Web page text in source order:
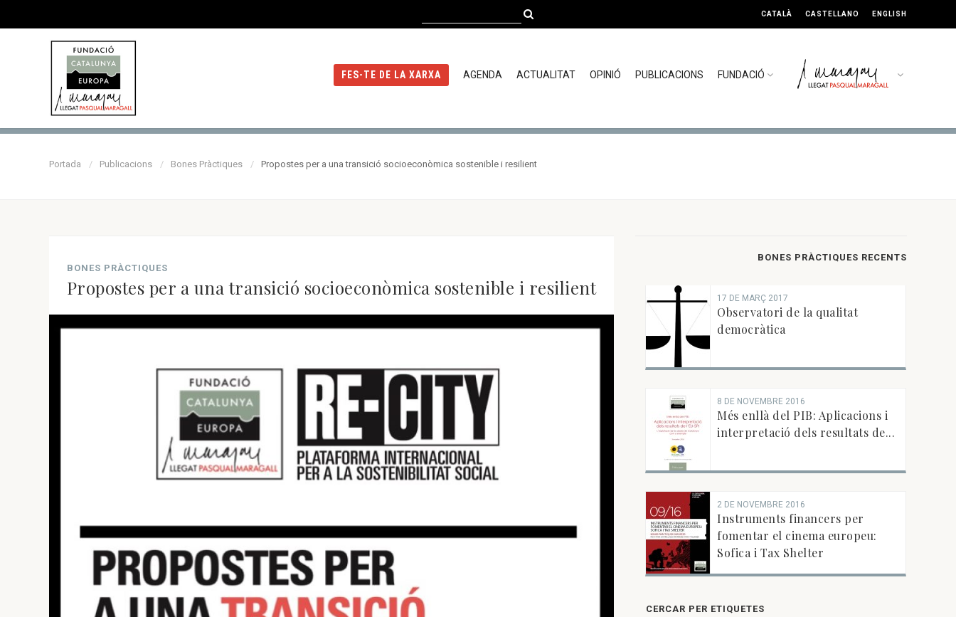
CATALÀ CASTELLANO ENGLISH
FES-TE DE LA XARXA AGENDA ACTUALITAT OPINIÓ PUBLICACIONS FUNDACIÓ
Portada Publicacions Bones Pràctiques Propostes per a una transició socioeconòmica sostenible i resilient
BONES PRÀCTIQUES
Propostes per a una transició socioeconòmica sostenible i resilient
BONES PRÀCTIQUES RECENTS
17 DE MARÇ 2017
Observatori de la qualitat
democràtica
8 DE NOVEMBRE 2016
Més enllà del PIB: Aplicacions i
interpretació dels resultats de...
2 DE NOVEMBRE 2016
Instruments financers per
fomentar el cinema europeu:
Sofica i Tax Shelter
CERCAR PER ETIQUETES